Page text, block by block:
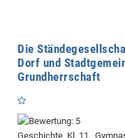
Die
Dorf und
Grundherrschaft
Geschichte Kl. 11,